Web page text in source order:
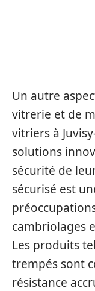
Un autre
vitrerie et de
vitriers à
solutions
sécurité de
sécurisé est
cambriolages
Les produits
trempés sont
résistance